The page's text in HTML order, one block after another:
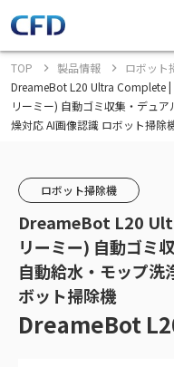
TOP 製品情報
ロボット
DreameBot L20 Ultra Complete
リーミー) 自動ゴミ収集・デュ
燥対応 AI画像認識 ロボット掃除
ロボット掃除機
DreameBot L20
リーミー) 自動ゴミ
自動給水・モップ洗
ボット掃除機
DreameBot